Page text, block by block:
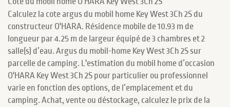
Calculez la cote argus du mobil home Key West 3Ch 2S du
constructeur O'HARA. Résidence mobile de 10.93 m de
longueur par 4.25 m de largeur équipé de 3 chambres et 2
salle(s) d’eau. Argus du mobil-home Key West 3Ch 2S sur
parcelle de camping. L'estimation du mobil home d’occasion
O'HARA Key West 3Ch 2S pour particulier ou professionnel
varie en fonction des options, de l’emplacement et du
camping. Achat, vente ou déstockage, calculez le prix de la